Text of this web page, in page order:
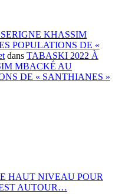
KHASSIM
POPULATIONS DE «
dans TABASKI 2022 À
MBACKÉ AU
DE « SANTHIANES »
HAUT NIVEAU POUR
AUTOUR…